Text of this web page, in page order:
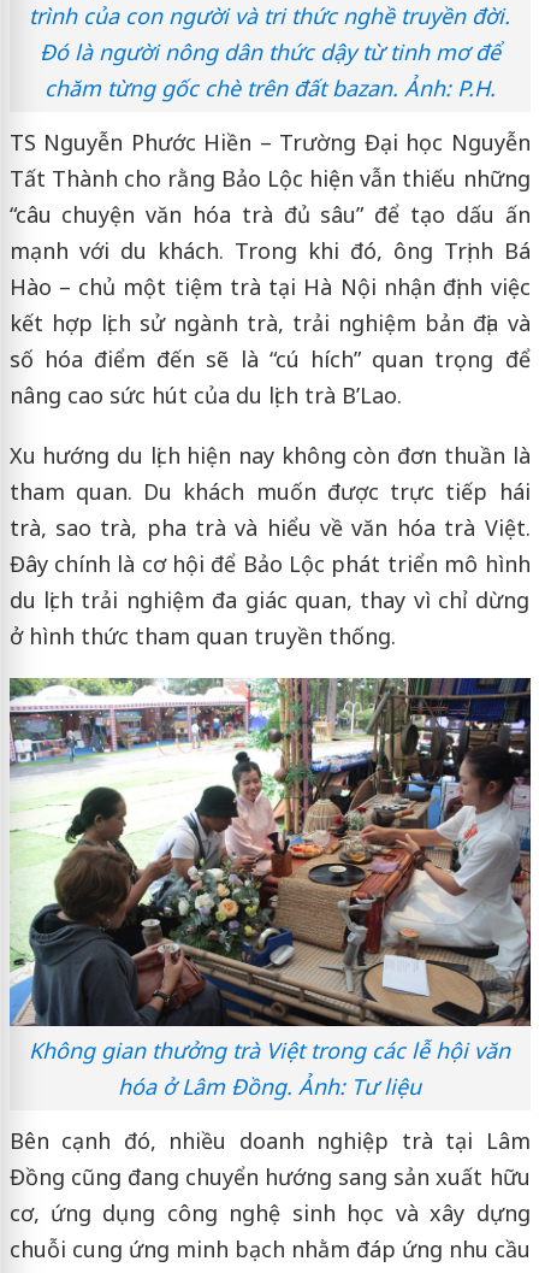
trình của con người và tri thức nghề truyền đời.
Đó là người nông dân thức dậy từ tinh mơ để
chăm từng gốc chè trên đất bazan. Ảnh: P.H.
TS Nguyễn Phước Hiền – Trường Đại học Nguyễn
Tất Thành cho rằng Bảo Lộc hiện vẫn thiếu những
“câu chuyện văn hóa trà đủ sâu” để tạo dấu ấn
mạnh với du khách. Trong khi đó, ông Trịnh Bá
Hào – chủ một tiệm trà tại Hà Nội nhận định việc
kết hợp lịch sử ngành trà, trải nghiệm bản địa và
số hóa điểm đến sẽ là “cú hích” quan trọng để
nâng cao sức hút của du lịch trà B’Lao.
Xu hướng du lịch hiện nay không còn đơn thuần là
tham quan. Du khách muốn được trực tiếp hái
trà, sao trà, pha trà và hiểu về văn hóa trà Việt.
Đây chính là cơ hội để Bảo Lộc phát triển mô hình
du lịch trải nghiệm đa giác quan, thay vì chỉ dừng
ở hình thức tham quan truyền thống.
Không gian thưởng trà Việt trong các lễ hội văn
hóa ở Lâm Đồng. Ảnh: Tư liệu
Bên cạnh đó, nhiều doanh nghiệp trà tại Lâm
Đồng cũng đang chuyển hướng sang sản xuất hữu
cơ, ứng dụng công nghệ sinh học và xây dựng
chuỗi cung ứng minh bạch nhằm đáp ứng nhu cầu